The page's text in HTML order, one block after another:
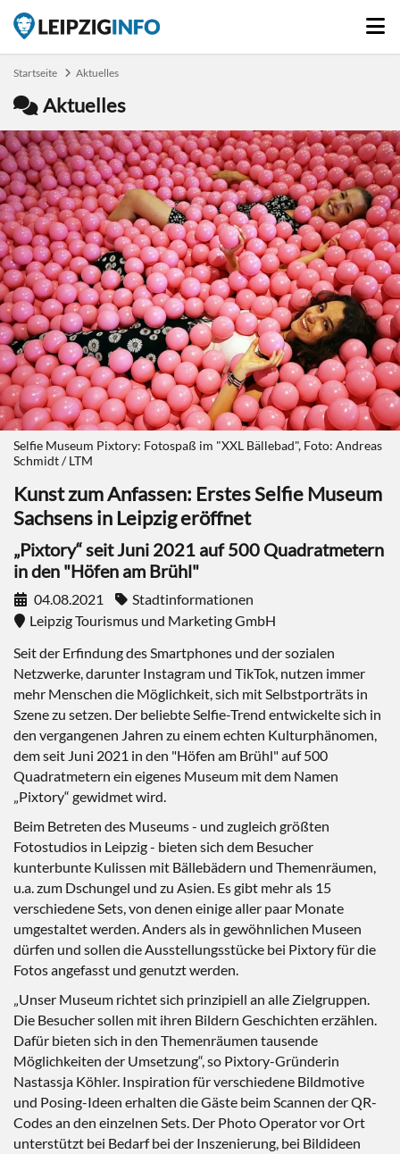
Startseite Aktuelles
Aktuelles
Selfie Museum Pixtory: Fotospaß im "XXL Bällebad", Foto: Andreas
Schmidt / LTM
Kunst zum Anfassen: Erstes Selfie Museum
Sachsens in Leipzig eröffnet
„Pixtory“ seit Juni 2021 auf 500 Quadratmetern
in den "Höfen am Brühl"
04.08.2021
Stadtinformationen
Leipzig Tourismus und Marketing GmbH
Seit der Erfindung des Smartphones und der sozialen
Netzwerke, darunter Instagram und TikTok, nutzen immer
mehr Menschen die Möglichkeit, sich mit Selbstporträts in
Szene zu setzen. Der beliebte Selfie-Trend entwickelte sich in
den vergangenen Jahren zu einem echten Kulturphänomen,
dem seit Juni 2021 in den "Höfen am Brühl" auf 500
Quadratmetern ein eigenes Museum mit dem Namen
„Pixtory“ gewidmet wird.
Beim Betreten des Museums - und zugleich größten
Fotostudios in Leipzig - bieten sich dem Besucher
kunterbunte Kulissen mit Bällebädern und Themenräumen,
u.a. zum Dschungel und zu Asien. Es gibt mehr als 15
verschiedene Sets, von denen einige aller paar Monate
umgestaltet werden. Anders als in gewöhnlichen Museen
dürfen und sollen die Ausstellungsstücke bei Pixtory für die
Fotos angefasst und genutzt werden.
„Unser Museum richtet sich prinzipiell an alle Zielgruppen.
Die Besucher sollen mit ihren Bildern Geschichten erzählen.
Dafür bieten sich in den Themenräumen tausende
Möglichkeiten der Umsetzung“, so Pixtory-Gründerin
Nastassja Köhler. Inspiration für verschiedene Bildmotive
und Posing-Ideen erhalten die Gäste beim Scannen der QR-
Codes an den einzelnen Sets. Der Photo Operator vor Ort
unterstützt bei Bedarf bei der Inszenierung, bei Bildideen